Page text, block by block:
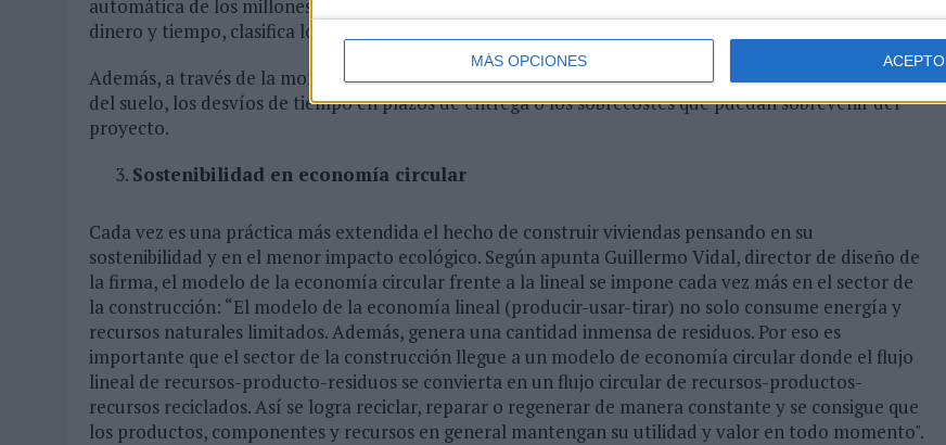
MÁS OPCIONES ACEPTO
automática de los millones de imágenes almacenadas en estos portales y que, además de ahorrar
dinero y tiempo, clasifica los documentos de una forma más eficiente que el usuario final.
Además, a través de la monitorización virtual de obras se pueden hacer previsiones sobre la viabilidad
del suelo, los desvíos de tiempo en plazos de entrega o los sobrecostes que puedan sobrevenir del
proyecto.
Sostenibilidad en economía circular
Cada vez es una práctica más extendida el hecho de construir viviendas pensando en su
sostenibilidad y en el menor impacto ecológico. Según apunta Guillermo Vidal, director de diseño de
la firma, el modelo de la economía circular frente a la lineal se impone cada vez más en el sector de
la construcción: “El modelo de la economía lineal (producir-usar-tirar) no solo consume energía y
recursos naturales limitados. Además, genera una cantidad inmensa de residuos. Por eso es
importante que el sector de la construcción llegue a un modelo de economía circular donde el flujo
lineal de recursos-producto-residuos se convierta en un flujo circular de recursos-productos-
recursos reciclados. Así se logra reciclar, reparar o regenerar de manera constante y se consigue que
los productos, componentes y recursos en general mantengan su utilidad y valor en todo momento".